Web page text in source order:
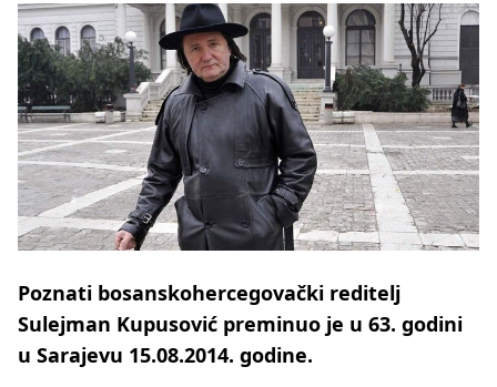
Poznati bosanskohercegovački reditelj
Sulejman Kupusović preminuo je u 63. godini
u Sarajevu 15.08.2014. godine.